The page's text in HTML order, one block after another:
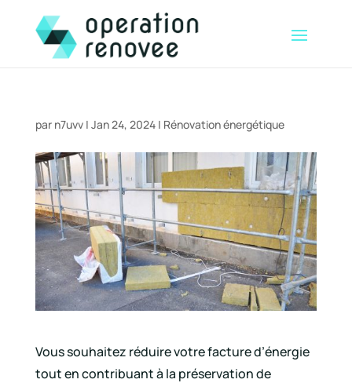
par n7uvv| Jan 24, 2024| Rénovation énergétique
Vous souhaitez réduire votre facture d’énergie
tout en contribuant à la préservation de